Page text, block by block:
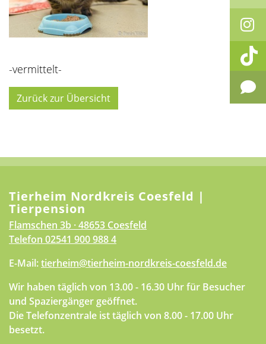
-vermittelt-
Zurück zur Übersicht
Tierheim Nordkreis Coesfeld |
Tierpension
Flamschen 3b · 48653 Coesfeld
Telefon 02541 900 988 4
E-Mail:tierheim@tierheim-nordkreis-coesfeld.de
Wir haben täglich von 13.00 - 16.30 Uhr für Besucher
und Spaziergänger geöffnet.
Die Telefonzentrale ist täglich von 8.00 - 17.00 Uhr
besetzt.